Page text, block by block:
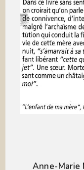
Anne-Marie